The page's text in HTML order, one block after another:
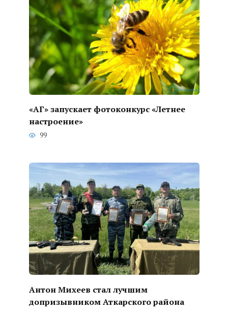
«АГ» запускает фотоконкурс «Летнее
настроение»
99
Антон Михеев стал лучшим
допризывником Аткарского района